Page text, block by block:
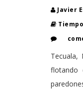
Javier
Tecuala,
flotando